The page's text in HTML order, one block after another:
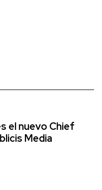
el nuevo Chief
Media